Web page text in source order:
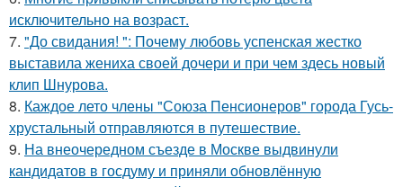
исключительно на возраст.
7. "До свидания! ": Почему любовь успенская жестко
выставила жениха своей дочери и при чем здесь новый
клип Шнурова.
8. Каждое лето члены "Союза Пенсионеров" города Гусь-
хрустальный отправляются в путешествие.
9. На внеочередном съезде в Москве выдвинули
кандидатов в госдуму и приняли обновлённую